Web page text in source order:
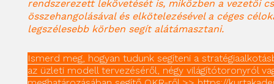
rendszerezett lekövetését is, miközben a vezetői
összehangolásával és elkötelezésével a céges
legszélesebb körben segít alátámasztani.
Ismerd meg, hogyan tudunk segíteni a
az üzleti modell tervezéséről, négy világítótoronyról